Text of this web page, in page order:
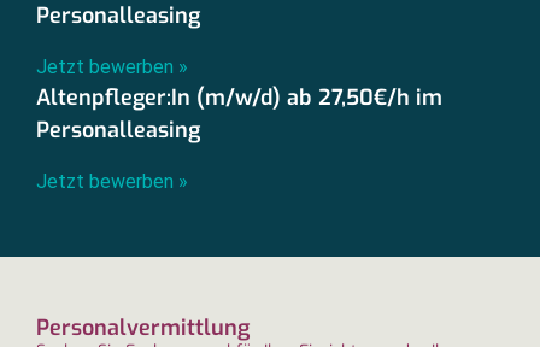
Personalleasing
Jetzt bewerben »
Altenpfleger:In (m/w/d) ab 27,50€/h im
Personalleasing
Jetzt bewerben »
Personalvermittlung